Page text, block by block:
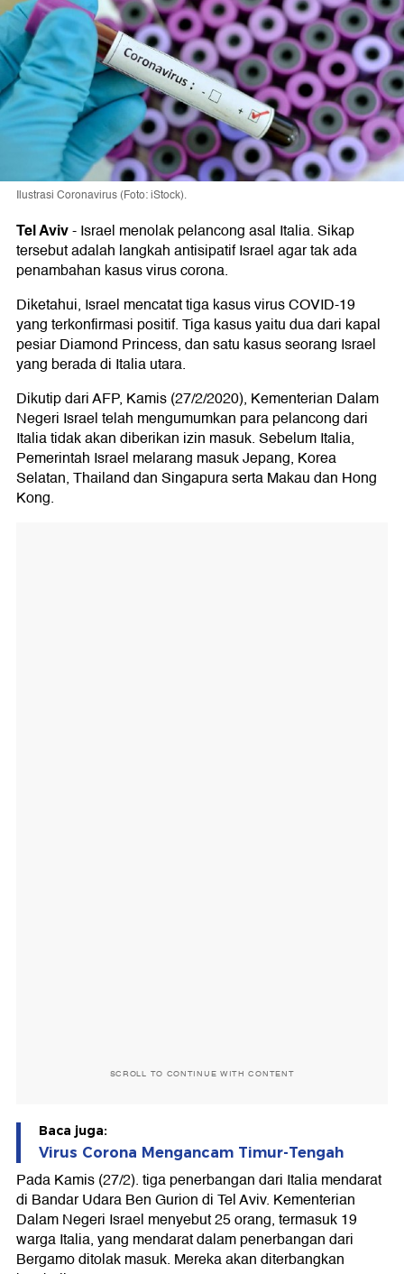
Ilustrasi Coronavirus (Foto: iStock).
Tel Aviv-Israel menolak pelancong asal Italia. Sikap
tersebut adalah langkah antisipatif Israel agar tak ada
penambahan kasus virus corona.
Diketahui, Israel mencatat tiga kasus virus COVID-19
yang terkonfirmasi positif. Tiga kasus yaitu dua dari kapal
pesiar Diamond Princess, dan satu kasus seorang Israel
yang berada di Italia utara.
Dikutip dari AFP, Kamis (27/2/2020), Kementerian Dalam
Negeri Israel telah mengumumkan para pelancong dari
Italia tidak akan diberikan izin masuk. Sebelum Italia,
Pemerintah Israel melarang masuk Jepang, Korea
Selatan, Thailand dan Singapura serta Makau dan Hong
Kong.
SCROLL TO CONTINUE WITH CONTENT
Baca juga:
Virus Corona Mengancam Timur-Tengah
Pada Kamis (27/2). tiga penerbangan dari Italia mendarat
di Bandar Udara Ben Gurion di Tel Aviv. Kementerian
Dalam Negeri Israel menyebut 25 orang, termasuk 19
warga Italia, yang mendarat dalam penerbangan dari
Bergamo ditolak masuk. Mereka akan diterbangkan